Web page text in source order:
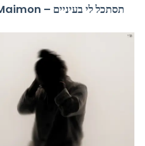
Offer Nissim X Shiri Maimon – תסתכל לי בעיניים